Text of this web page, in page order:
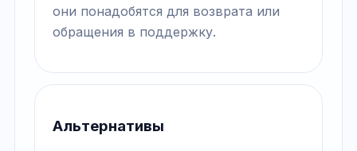
они понадобятся для возврата или
обращения в поддержку.
Альтернативы